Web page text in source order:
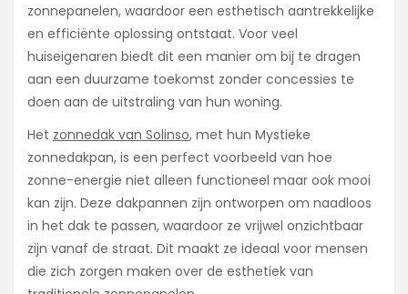
zonnepanelen, waardoor een esthetisch aantrekkelijke
en efficiënte oplossing ontstaat. Voor veel
huiseigenaren biedt dit een manier om bij te dragen
aan een duurzame toekomst zonder concessies te
doen aan de uitstraling van hun woning.
Het zonnedak van Solinso, met hun Mystieke
zonnedakpan, is een perfect voorbeeld van hoe
zonne-energie niet alleen functioneel maar ook mooi
kan zijn. Deze dakpannen zijn ontworpen om naadloos
in het dak te passen, waardoor ze vrijwel onzichtbaar
zijn vanaf de straat. Dit maakt ze ideaal voor mensen
die zich zorgen maken over de esthetiek van